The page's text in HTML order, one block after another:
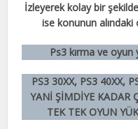
İzleyerek kolay bir şekilde
ise konunun
Ps3 kırma ve
PS3 30XX, PS3 40XX,
YANİ ŞİMDİYE KADAR
TEK TEK OYUN